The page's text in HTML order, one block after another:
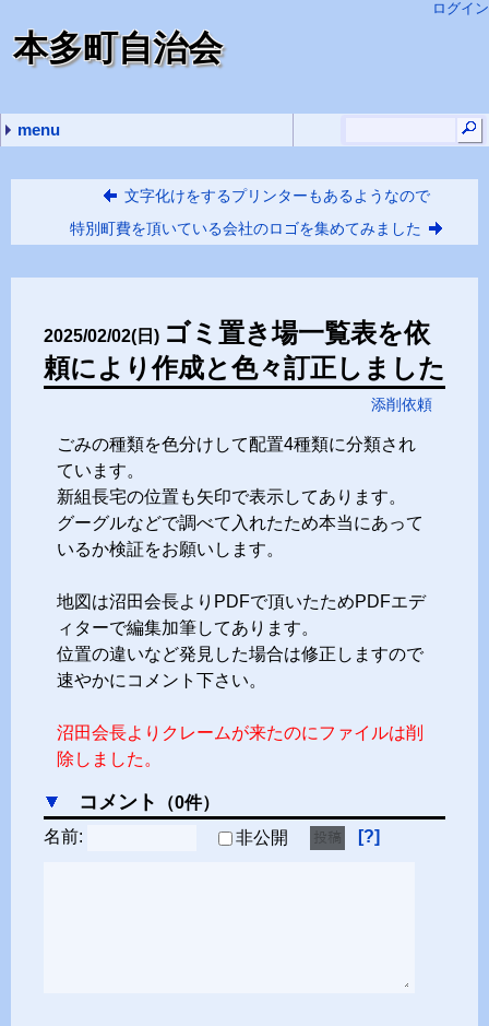
ログイン
本多町自治会
menu
文字化けをするプリンターもあるようなので
特別町費を頂いている会社のロゴを集めてみました
2025/02/02(日) ゴミ置き場一覧表を依
頼により作成と色々訂正しました
添削依頼
ごみの種類を色分けして配置4種類に分類され
ています。
新組長宅の位置も矢印で表示してあります。
グーグルなどで調べて入れたため本当にあって
いるか検証をお願いします。
地図は沼田会長よりPDFで頂いたためPDFエデ
ィターで編集加筆してあります。
位置の違いなど発見した場合は修正しますので
速やかにコメント下さい。
沼田会長よりクレームが来たのにファイルは削
除しました。
コメント （0件）
名前: 非公開 投稿 ?